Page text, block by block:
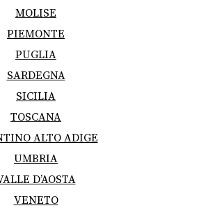
MOLISE
PIEMONTE
PUGLIA
SARDEGNA
SICILIA
TOSCANA
ALTO ADIGE
UMBRIA
D’AOSTA
VENETO